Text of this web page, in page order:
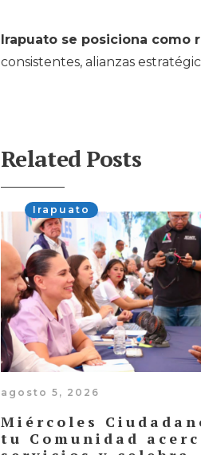
Irapuato se posiciona
consistentes, alianzas
Related Posts
Irapuato
agosto 5, 2026
Miércoles
tu Comunidad